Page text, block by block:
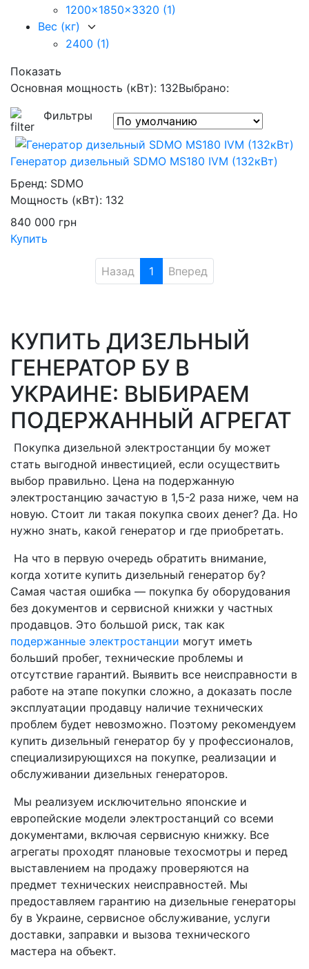
1200x1850x3320 (1)
Вес (кг)
2400 (1)
Показать
Основная мощность (кВт): 132Выбрано:
Фильтры
Генератор дизельный SDMO MS180 IVM (132кВт)
Бренд: SDMO
Мощность (кВт): 132
840 000 грн
Купить
Назад 1 Вперед
КУПИТЬ ДИЗЕЛЬНЫЙ
ГЕНЕРАТОР БУ В
УКРАИНЕ: ВЫБИРАЕМ
ПОДЕРЖАННЫЙ АГРЕГАТ
Покупка дизельной электростанции бу может
стать выгодной инвестицией, если осуществить
выбор правильно. Цена на подержанную
электростанцию зачастую в 1,5-2 раза ниже, чем на
новую. Стоит ли такая покупка своих денег? Да. Но
нужно знать, какой генератор и где приобретать.
На что в первую очередь обратить внимание,
когда хотите купить дизельный генератор бу?
Самая частая ошибка — покупка бу оборудования
без документов и сервисной книжки у частных
продавцов. Это большой риск, так как
подержанные электростанции могут иметь
больший пробег, технические проблемы и
отсутствие гарантий. Выявить все неисправности в
работе на этапе покупки сложно, а доказать после
эксплуатации продавцу наличие технических
проблем будет невозможно. Поэтому рекомендуем
купить дизельный генератор бу у профессионалов,
специализирующихся на покупке, реализации и
обслуживании дизельных генераторов.
Мы реализуем исключительно японские и
европейские модели электростанций со всеми
документами, включая сервисную книжку. Все
агрегаты проходят плановые техосмотры и перед
выставлением на продажу проверяются на
предмет технических неисправностей. Мы
предоставляем гарантию на дизельные генераторы
бу в Украине, сервисное обслуживание, услуги
доставки, заправки и вызова технического
мастера на объект.